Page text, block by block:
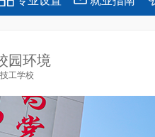
园环境
工学校